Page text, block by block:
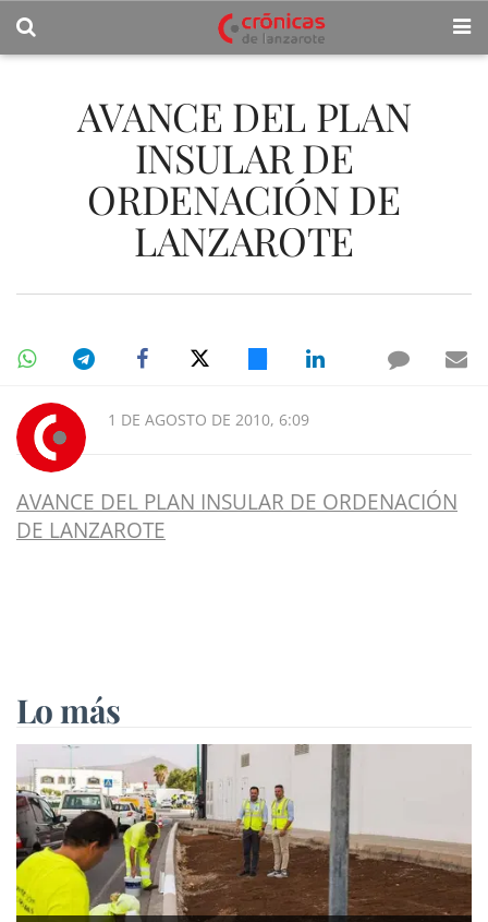
AVANCE DEL PLAN
INSULAR DE
ORDENACIÓN DE
LANZAROTE
1 DE AGOSTO DE 2010, 6:09
AVANCE DEL PLAN INSULAR DE ORDENACIÓN
DE LANZAROTE
Lo más